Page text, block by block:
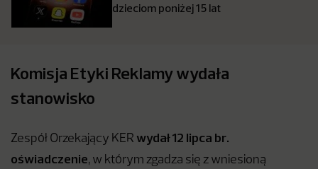
dzieciom poniżej 15 lat
Komisja Etyki Reklamy wydała
stanowisko
Zespół Orzekający KER wydał 12 lipca br.
oświadczenie, w którym zgadza się z wniesioną